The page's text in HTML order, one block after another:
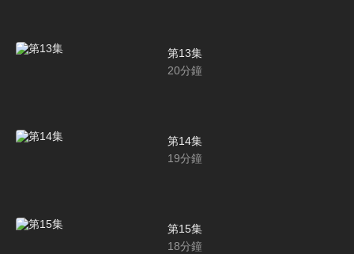
第13集
20分鐘
第14集
19分鐘
第15集
18分鐘